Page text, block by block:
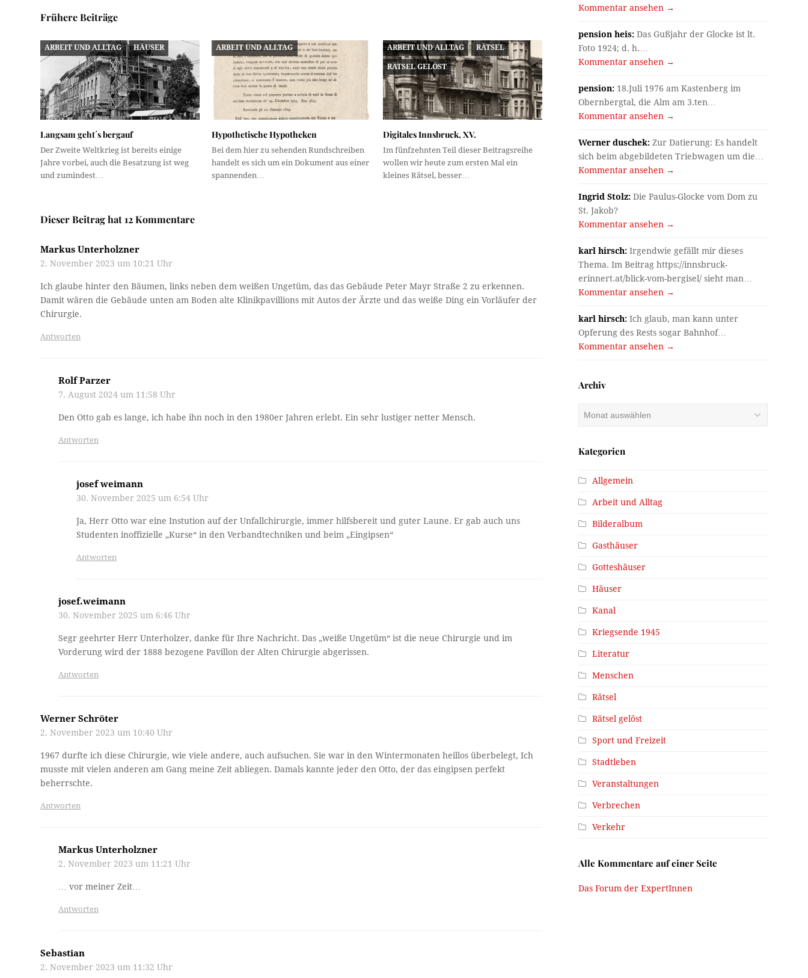
Frühere Beiträge
ARBEIT UND ALLTAG HÄUSER
Langsam geht´s bergauf
Der Zweite Weltkrieg ist bereits einige
Jahre vorbei, auch die Besatzung ist weg
und zumindest…
ARBEIT UND ALLTAG
Hypothetische Hypotheken
Bei dem hier zu sehenden Rundschreiben
handelt es sich um ein Dokument aus einer
spannenden…
ARBEIT UND ALLTAG RÄTSEL
RÄTSEL GELÖST
Digitales Innsbruck, XV.
Im fünfzehnten Teil dieser Beitragsreihe
wollen wir heute zum ersten Mal ein
kleines Rätsel, besser…
Dieser Beitrag hat 12 Kommentare
Markus Unterholzner
2. November 2023 um 10:21 Uhr
Ich glaube hinter den Bäumen, links neben dem weißen Ungetüm, das das Gebäude Peter Mayr Straße 2 zu erkennen.
Damit wären die Gebäude unten am Boden alte Klinikpavillions mit Autos der Ärzte und das weiße Ding ein Vorläufer der
Chirurgie.
Antworten
Rolf Parzer
7. August 2024 um 11:58 Uhr
Den Otto gab es lange, ich habe ihn noch in den 1980er Jahren erlebt. Ein sehr lustiger netter Mensch.
Antworten
josef weimann
30. November 2025 um 6:54 Uhr
Ja, Herr Otto war eine Instution auf der Unfallchirurgie, immer hilfsbereit und guter Laune. Er gab auch uns
Studenten inoffizielle „Kurse“ in den Verbandtechniken und beim „Eingipsen“
Antworten
josef.weimann
30. November 2025 um 6:46 Uhr
Segr geehrter Herr Unterholzer, danke für Ihre Nachricht. Das „weiße Ungetüm“ ist die neue Chirurgie und im
Vorderung wird der 1888 bezogene Pavillon der Alten Chirurgie abgerissen.
Antworten
Werner Schröter
2. November 2023 um 10:40 Uhr
1967 durfte ich diese Chirurgie, wie viele andere, auch aufsuchen. Sie war in den Wintermonaten heillos überbelegt, Ich
musste mit vielen anderen am Gang meine Zeit abliegen. Damals kannte jeder den Otto, der das eingipsen perfekt
beherrschte.
Antworten
Markus Unterholzner
2. November 2023 um 11:21 Uhr
… vor meiner Zeit…
Antworten
Sebastian
2. November 2023 um 11:32 Uhr
Kommentar ansehen →
pension heis: Das Gußjahr der Glocke ist lt.
Foto 1924; d. h.…
Kommentar ansehen →
pension: 18.Juli 1976 am Kastenberg im
Obernbergtal, die Alm am 3.ten…
Kommentar ansehen →
Werner duschek: Zur Datierung: Es handelt
sich beim abgebildeten Triebwagen um die…
Kommentar ansehen →
Ingrid Stolz: Die Paulus-Glocke vom Dom zu
St. Jakob?
Kommentar ansehen →
karl hirsch: Irgendwie gefällt mir dieses
Thema. Im Beitrag https://innsbruck-
erinnert.at/blick-vom-bergisel/ sieht man…
Kommentar ansehen →
karl hirsch: Ich glaub, man kann unter
Opferung des Rests sogar Bahnhof…
Kommentar ansehen →
Archiv
Archiv
Kategorien
Allgemein
Arbeit und Alltag
Bilderalbum
Gasthäuser
Gotteshäuser
Häuser
Kanal
Kriegsende 1945
Literatur
Menschen
Rätsel
Rätsel gelöst
Sport und Freizeit
Stadtleben
Veranstaltungen
Verbrechen
Verkehr
Alle Kommentare auf einer Seite
Das Forum der ExpertInnen